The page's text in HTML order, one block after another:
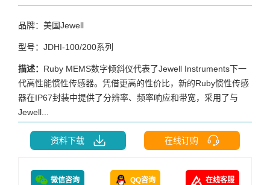
品牌：美国Jewell
型号：JDHI-100/200系列
描述： Ruby MEMS数字倾斜仪代表了Jewell Instruments下一
代高性能惯性传感器。凭借更高的性价比，新的Ruby惯性传感
器在IP67封装中提供了分辨率、频率响应和带宽，采用了与
Jewell...
资料下载 在线订购
微信咨询 QQ咨询 在线客服